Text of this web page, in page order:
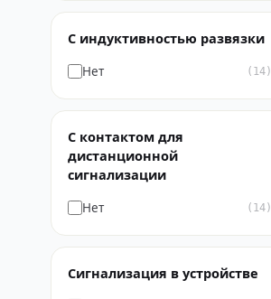
С индуктивностью развязки
Нет (14)
С контактом для
дистанционной
сигнализации
Нет (14)
Сигнализация в устройстве